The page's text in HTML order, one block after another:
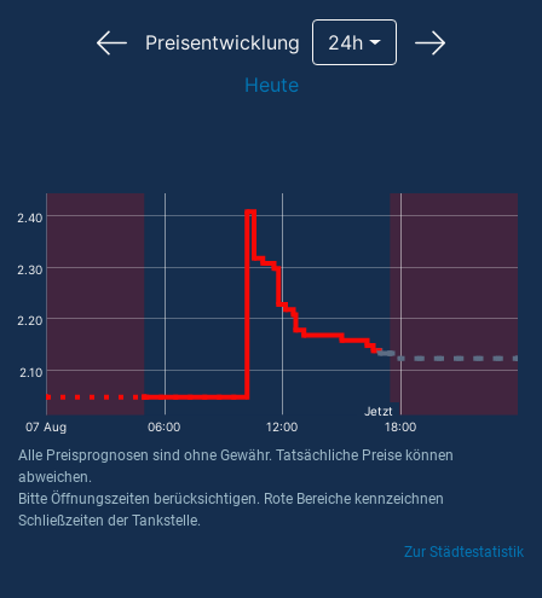
Preisentwicklung
24h
Heute
2.10
2.20
2.30
2.40
07 Aug 06:00 12:00 18:00
Jetzt
Alle Preisprognosen sind ohne Gewähr. Tatsächliche Preise können
abweichen.
Bitte Öffnungszeiten berücksichtigen. Rote Bereiche kennzeichnen
Schließzeiten der Tankstelle.
Zur Städtestatistik